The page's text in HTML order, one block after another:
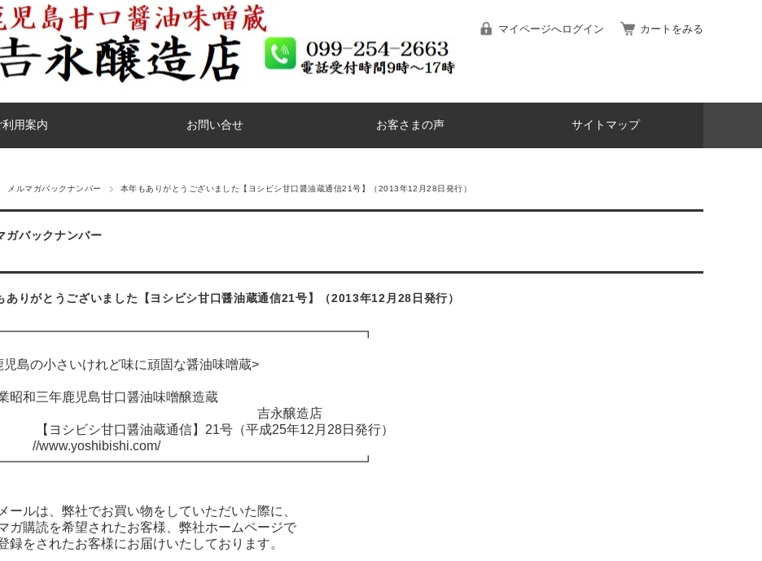
マイページへログイン カートをみる
利用案内 お問い合せ お客さまの声 サイトマップ
メルマガバックナンバー 本年もありがとうございました【ヨシビシ甘口醤油蔵通信21号】（2013年12月28日発行）
ガバックナンバー
ありがとうございました【ヨシビシ甘口醤油蔵通信21号】（2013年12月28日発行）
児島の小さいけれど味に頑固な醤油味噌蔵>
昭和三年鹿児島甘口醤油味噌醸造蔵
吉永醸造店
ヨシビシ甘口醤油蔵通信】21号（平成25年12月28日発行）
//www.yoshibishi.com/
ールは、弊社でお買い物をしていただいた際に、
ガ購読を希望されたお客様、弊社ホームページで
録をされたお客様にお届けいたしております。